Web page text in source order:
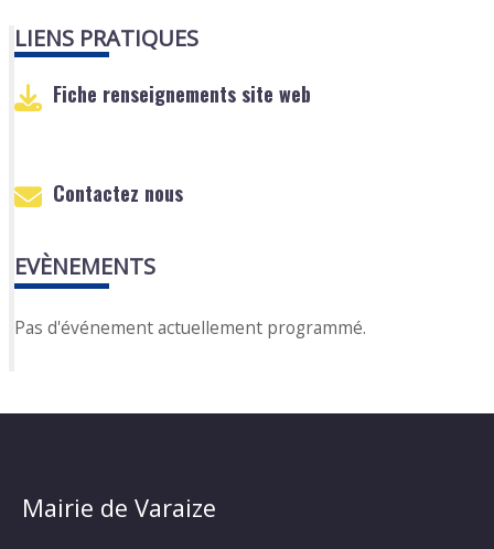
LIENS PRATIQUES
Fiche renseignements site web
Contactez nous
EVÈNEMENTS
Pas d'événement actuellement programmé.
Mairie de Varaize